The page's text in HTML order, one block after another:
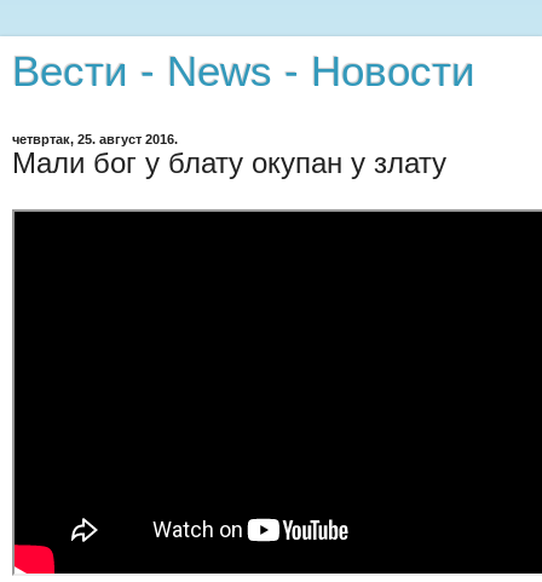
Вести - News - Новости
четвртак, 25. август 2016.
Мали бог у блату окупан у злату